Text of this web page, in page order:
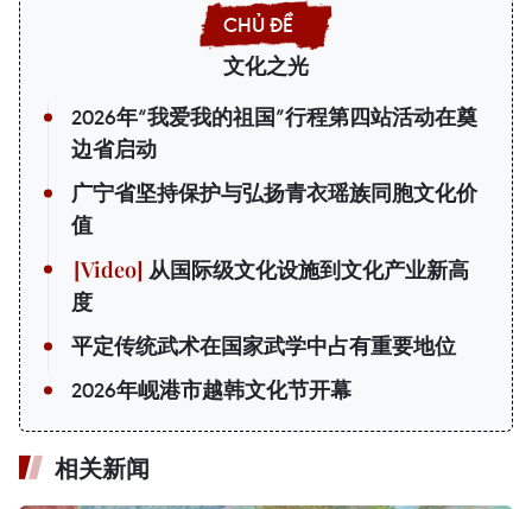
文化之光
2026年“我爱我的祖国”行程第四站活动在奠
边省启动
广宁省坚持保护与弘扬青衣瑶族同胞文化价
值
从国际级文化设施到文化产业新高
度
平定传统武术在国家武学中占有重要地位
2026年岘港市越韩文化节开幕
相关新闻